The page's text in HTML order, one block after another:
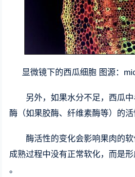
显微镜下的西瓜细胞 图源：
另外，如果水分不足，西瓜
酶（如果胶酶、纤维素酶等）的活
酶活性的变化会影响果肉的
成熟过程中没有正常软化，而是
。